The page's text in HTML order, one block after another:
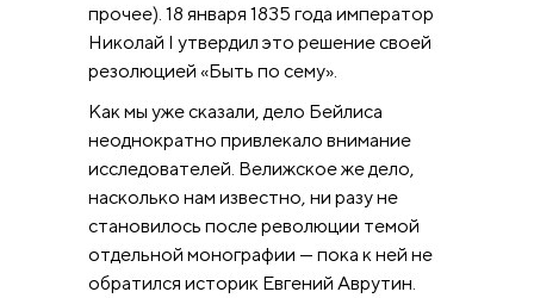
прочее). 18 января 1835 года император
Николай I утвердил это решение своей
резолюцией «Быть по сему».
Как мы уже сказали, дело Бейлиса
неоднократно привлекало внимание
исследователей. Велижское же дело,
насколько нам известно, ни разу не
становилось после революции темой
отдельной монографии — пока к ней не
обратился историк Евгений Аврутин.